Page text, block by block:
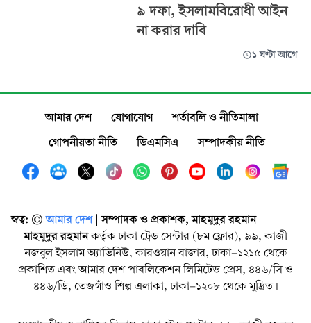
৯ দফা, ইসলামবিরোধী আইন
না করার দাবি
১ ঘণ্টা আগে
আমার দেশ যোগাযোগ
শর্তাবলি ও নীতিমালা
গোপনীয়তা নীতি
ডিএমসিএ সম্পাদকীয় নীতি
স্বত্ব: ©️ আমার দেশ| সম্পাদক ও প্রকাশক, মাহমুদুর রহমান
মাহমুদুর রহমানকর্তৃক ঢাকা ট্রেড সেন্টার (৮ম ফ্লোর), ৯৯, কাজী
নজরুল ইসলাম অ্যাভিনিউ, কারওয়ান বাজার, ঢাকা-১২১৫ থেকে
প্রকাশিত এবং আমার দেশ পাবলিকেশন লিমিটেড প্রেস, ৪৪৬/সি ও
৪৪৬/ডি, তেজগাঁও শিল্প এলাকা, ঢাকা-১২০৮ থেকে মুদ্রিত।